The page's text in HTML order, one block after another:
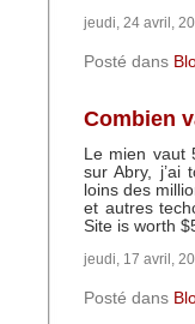
jeudi, 24 avril,
Posté dans
Combien
Le mien vaut
sur Abry, j’ai
loins des
et autres
Site is worth
jeudi, 17 avril,
Posté dans